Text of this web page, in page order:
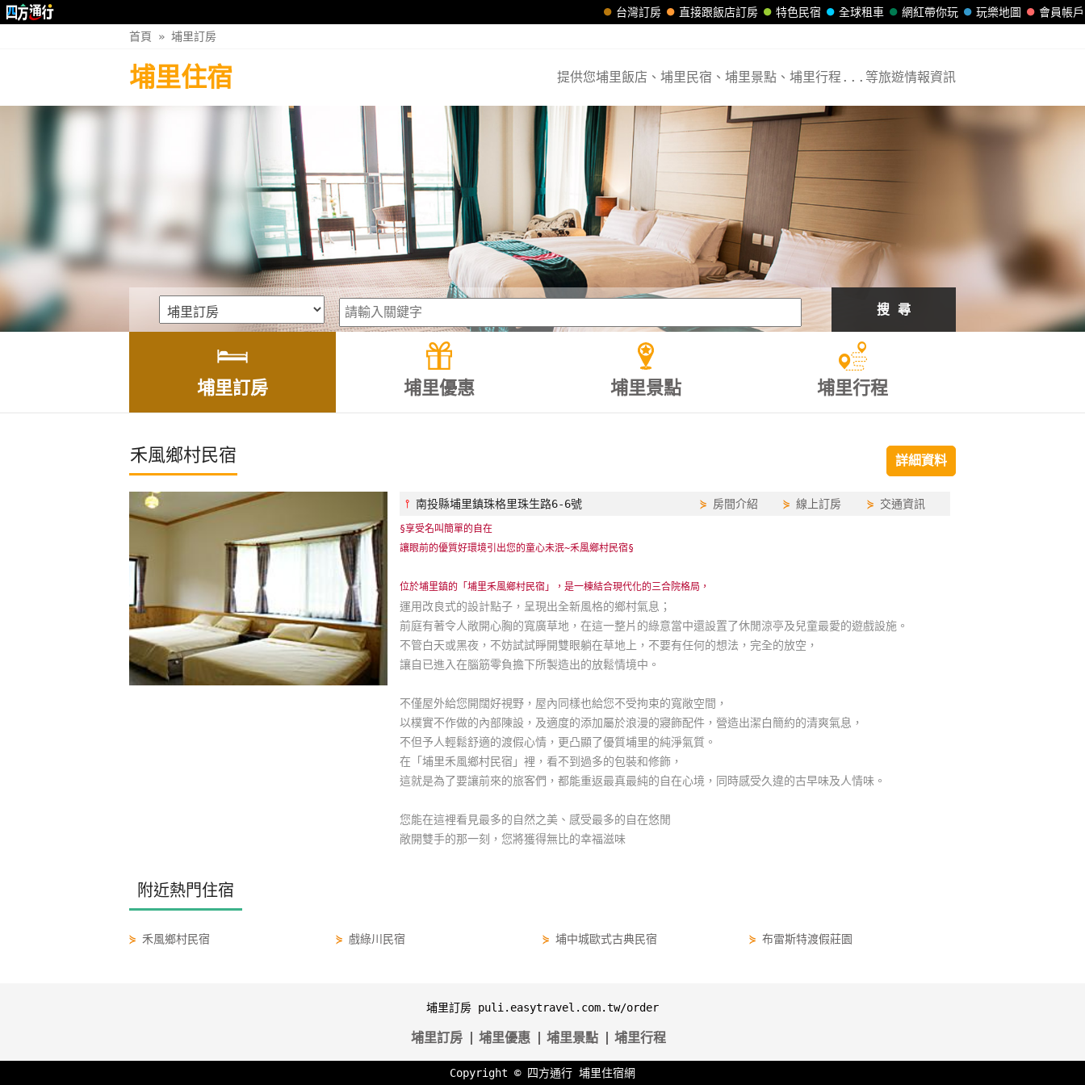
會員帳戶
玩樂地圖
網紅帶你玩
全球租車
特色民宿
直接跟飯店訂房
台灣訂房
首頁 » 埔里訂房
埔里住宿 提供您埔里飯店、埔里民宿、埔里景點、埔里行程...等旅遊情報資訊
搜 尋
埔里訂房 埔里優惠 埔里景點 埔里行程
禾風鄉村民宿 詳細資料
⫯ 南投縣埔里鎮珠格里珠生路6-6號 ⋟ 房間介紹 ⋟線上訂房 ⋟ 交通資訊
§享受名叫簡單的自在
讓眼前的優質好環境引出您的童心未泯~禾風鄉村民宿§
位於埔里鎮的「埔里禾風鄉村民宿」，是一棟結合現代化的三合院格局，
運用改良式的設計點子，呈現出全新風格的鄉村氣息；
前庭有著令人敞開心胸的寬廣草地，在這一整片的綠意當中還設置了休閒涼亭及兒童最愛的遊戲設施。
不管白天或黑夜，不妨試試睜開雙眼躺在草地上，不要有任何的想法，完全的放空，
讓自已進入在腦筋零負擔下所製造出的放鬆情境中。
不僅屋外給您開闊好視野，屋內同樣也給您不受拘束的寬敞空間，
以樸實不作做的內部陳設，及適度的添加屬於浪漫的寢飾配件，營造出潔白簡約的清爽氣息，
不但予人輕鬆舒適的渡假心情，更凸顯了優質埔里的純淨氣質。
在「埔里禾風鄉村民宿」裡，看不到過多的包裝和修飾，
這就是為了要讓前來的旅客們，都能重返最真最純的自在心境，同時感受久違的古早味及人情味。
您能在這裡看見最多的自然之美、感受最多的自在悠閒
敞開雙手的那一刻，您將獲得無比的幸福滋味
附近熱門住宿
⋟ 禾風鄉村民宿 ⋟ 戲綠川民宿 ⋟ 埔中城歐式古典民宿 ⋟ 布雷斯特渡假莊園
埔里訂房 puli.easytravel.com.tw/order
埔里訂房 埔里優惠 埔里景點 埔里行程
Copyright © 四方通行 埔里住宿網